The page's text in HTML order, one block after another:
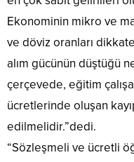
Ekonominin mikro ve
ve döviz oranları
alım gücünün düştüğü
çerçevede, eğitim
ücretlerinde oluşan
edilmelidir.”dedi.
“Sözleşmeli ve ücretli